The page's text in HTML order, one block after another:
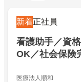
新着正社員
看護助手／資
OK／社会保険
医療法人順和